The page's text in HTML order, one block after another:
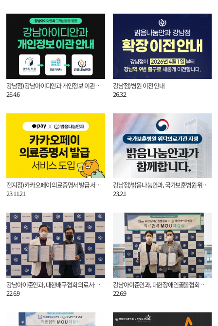
강남점) 강남아이디안과 개인정보 이관 안내
26.4.6
강남점) 병원 이전 안내
26.3.2
전지점) 카카오페이 의료증명서 발급 서비스 도입
23.11.21
강남점) 밝음나눔안과, 국가보훈병원 위탁의료기관 지정
23.2.1
강남아이준안과, 대한배구협회 의료서비스 MOU 체결
22.6.9
강남아이준안과, 대한장애인골볼협회 의료서비스 MOU 체결
22.6.9